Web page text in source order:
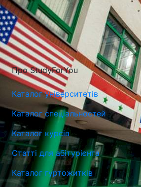
Університет Лазарського у
Варшава,
Про StudyForYou
Каталог університетів
Каталог спеціальностей
Каталог курсів
Статті для абітурієнта
Каталог гуртожитків